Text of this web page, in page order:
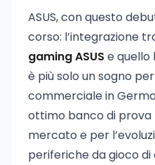
ASUS, con questo
corso: l’integrazione
gaming ASUS e quello
è più solo un sogno
commerciale in
ottimo banco di prova
mercato e per
periferiche da gioco di